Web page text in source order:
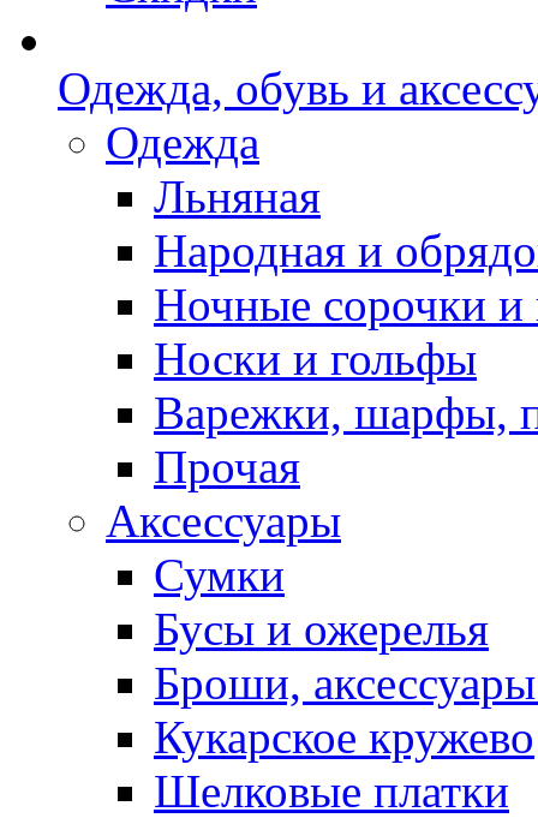
Одежда, обувь и
Одежда
Льняная
Народная и
Ночные сорочки
Носки и гольфы
Варежки, шарфы,
Прочая
Аксессуары
Сумки
Бусы и ожерелья
Броши,
Кукарское кружево
Шелковые платки